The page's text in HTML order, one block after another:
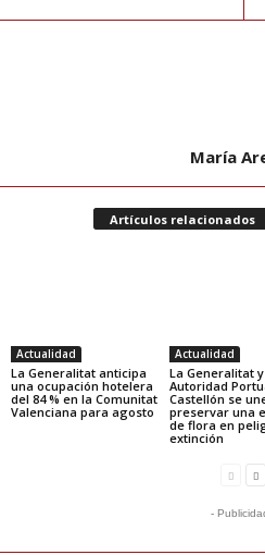
María
Artículos relacionados
Actualidad
La Generalitat anticipa
una ocupación hotelera
del 84 % en la Comunitat
Valenciana para agosto
Actualidad
La Generalitat
Autoridad
Castellón se
preservar una
de flora en
extinción
-